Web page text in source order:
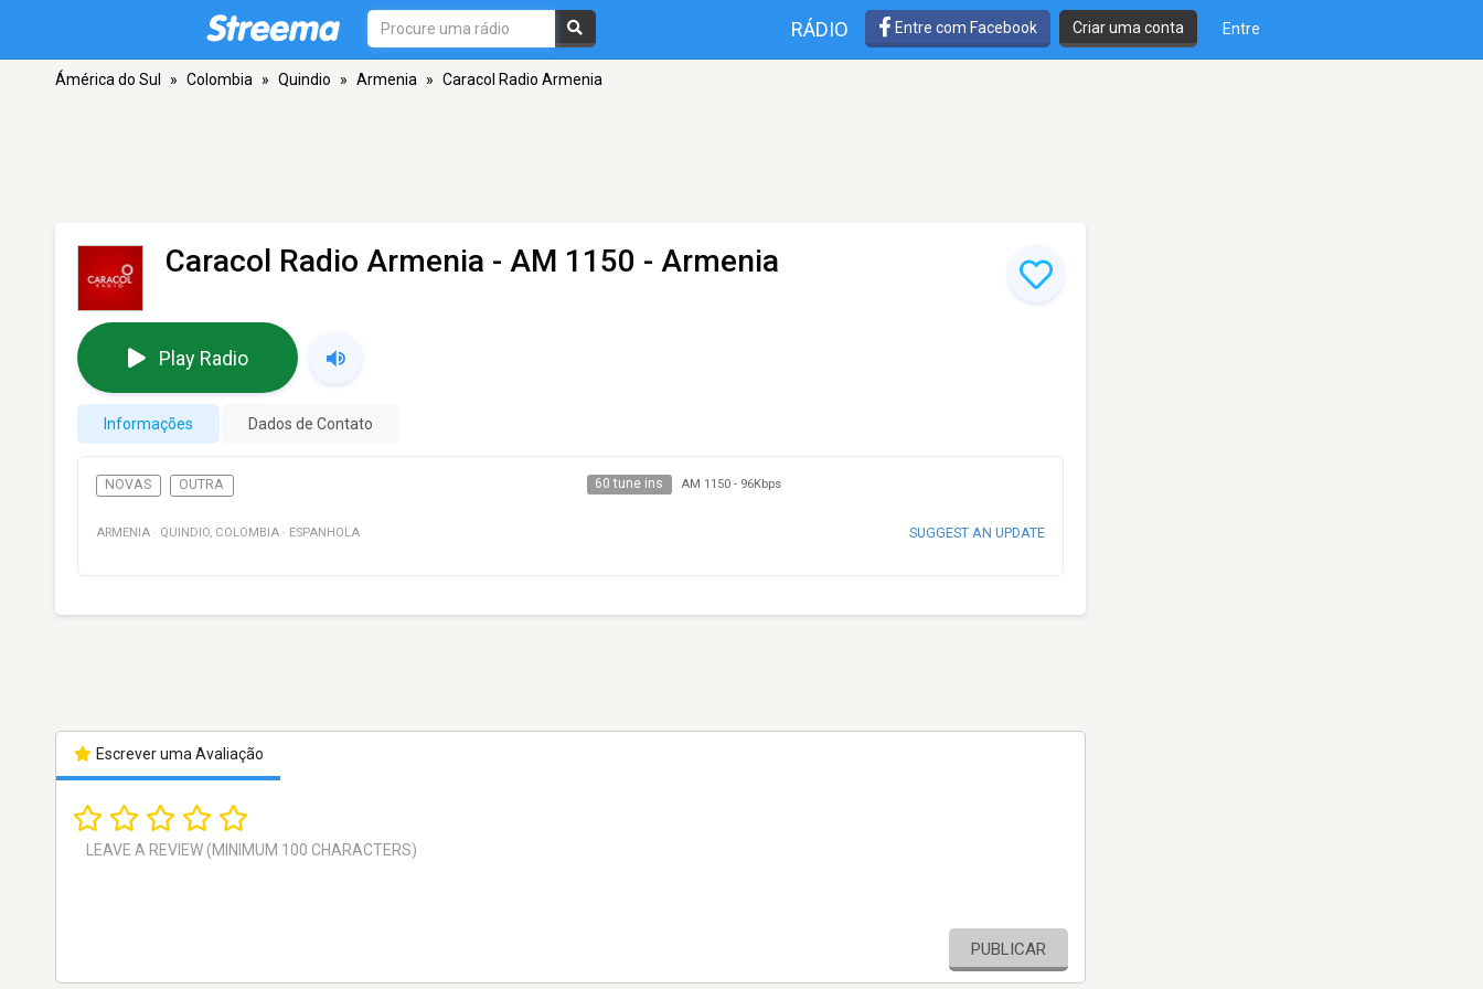
RÁDIO Entre com Facebook Criar uma conta Entre
Ámérica do Sul » Colombia » Quindio » Armenia » Caracol Radio Armenia
Caracol Radio Armenia - AM 1150 - Armenia
Play Radio
Informações Dados de Contato
NOVAS OUTRA 60 tune ins AM 1150- 96Kbps
ARMENIA · QUINDIO, COLOMBIA · ESPANHOLA SUGGEST AN UPDATE
Escrever uma Avaliação
PUBLICAR